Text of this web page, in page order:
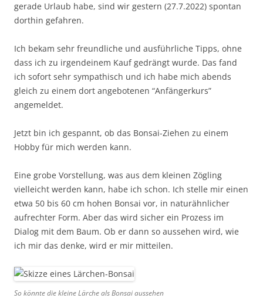
gerade Urlaub habe, sind wir gestern (27.7.2022) spontan
dorthin gefahren.
Ich bekam sehr freundliche und ausführliche Tipps, ohne
dass ich zu irgendeinem Kauf gedrängt wurde. Das fand
ich sofort sehr sympathisch und ich habe mich abends
gleich zu einem dort angebotenen “Anfängerkurs”
angemeldet.
Jetzt bin ich gespannt, ob das Bonsai-Ziehen zu einem
Hobby für mich werden kann.
Eine grobe Vorstellung, was aus dem kleinen Zögling
vielleicht werden kann, habe ich schon. Ich stelle mir einen
etwa 50 bis 60 cm hohen Bonsai vor, in naturähnlicher
aufrechter Form. Aber das wird sicher ein Prozess im
Dialog mit dem Baum. Ob er dann so aussehen wird, wie
ich mir das denke, wird er mir mitteilen.
So könnte die kleine Lärche als Bonsai aussehen